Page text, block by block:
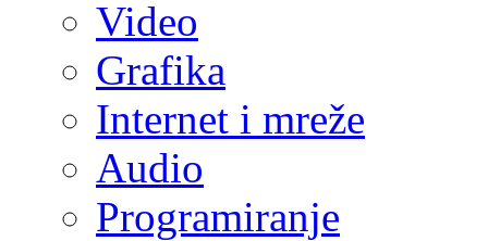
Video
Grafika
Internet i mreže
Audio
Programiranje